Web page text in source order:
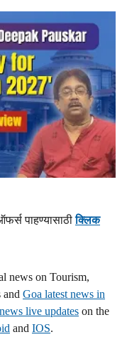
पाहण्यासाठीक्लिक
news on Tourism,
and Goa latest news in
live updates on the
and IOS.